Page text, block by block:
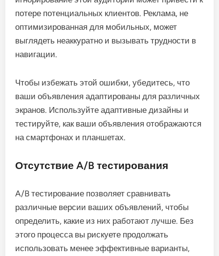
потере потенциальных клиентов. Реклама, не
оптимизированная для мобильных, может
выглядеть неаккуратно и вызывать трудности в
навигации.
Чтобы избежать этой ошибки, убедитесь, что
ваши объявления адаптированы для различных
экранов. Используйте адаптивные дизайны и
тестируйте, как ваши объявления отображаются
на смартфонах и планшетах.
Отсутствие A/B тестирования
A/B тестирование позволяет сравнивать
различные версии ваших объявлений, чтобы
определить, какие из них работают лучше. Без
этого процесса вы рискуете продолжать
использовать менее эффективные варианты,